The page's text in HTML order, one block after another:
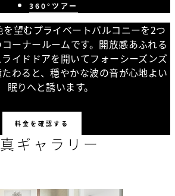
360°ツアー
望むプライベートバルコニーを2つ
ーナールームです。開放感あふれる
イドドアを開いてフォーシーズンズ
わると、穏やかな波の音が心地よい
眠りへと誘います。
料金を確認する
ギャラリー